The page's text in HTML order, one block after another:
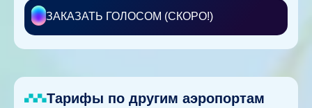
ЗАКАЗАТЬ ГОЛОСОМ (СКОРО!)
Тарифы по другим аэропортам